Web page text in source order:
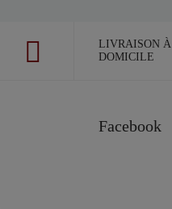
LIVRAISON À
DOMICILE
Facebook